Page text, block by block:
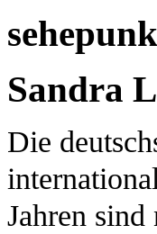
Sandra
Die
Jahren